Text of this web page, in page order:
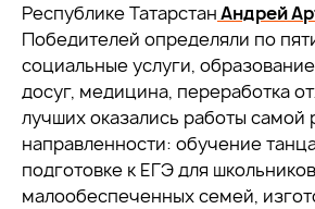
Республике ТатарстанАндрей
Победителей определяли по
социальные услуги,
досуг, медицина, переработка
лучших оказались работы самой
направленности: обучение
подготовке к ЕГЭ для
малообеспеченных семей,